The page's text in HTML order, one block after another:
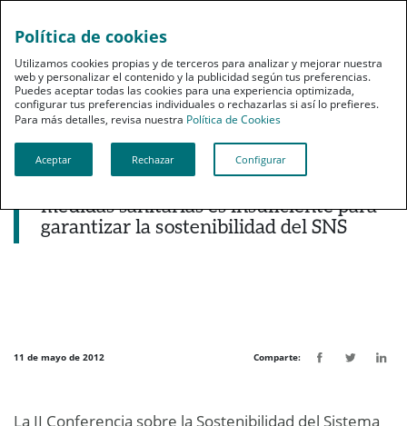
Noticias destacadas
Expertos creen que el real decreto de
medidas sanitarias es insuficiente para
garantizar la sostenibilidad del SNS
11 de mayo de 2012 Comparte:
La II Conferencia sobre la Sostenibilidad del Sistema
Política de cookies
Utilizamos cookies propias y de terceros para analizar y mejorar nuestra
web y personalizar el contenido y la publicidad según tus preferencias.
Puedes aceptar todas las cookies para una experiencia optimizada,
configurar tus preferencias individuales o rechazarlas si así lo prefieres.
Para más detalles, revisa nuestra Política de Cookies
Aceptar Rechazar Configurar